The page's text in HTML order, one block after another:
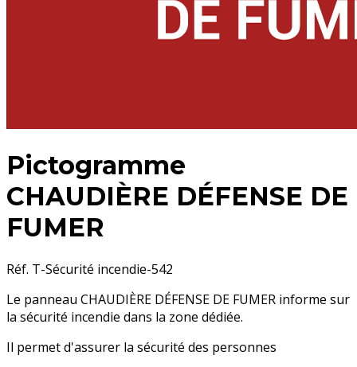
Pictogramme
CHAUDIÈRE DÉFENSE DE
FUMER
Réf. T-Sécurité incendie-542
Le panneau CHAUDIÈRE DÉFENSE DE FUMER informe sur
la sécurité incendie dans la zone dédiée.
Il permet d'assurer la sécurité des personnes